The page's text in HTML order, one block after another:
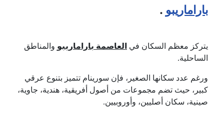
باراماريبو .
يتركز معظم السكان في العاصمة باراماريبو والمناطق
الساحلية.
ورغم عدد سكانها الصغير، فإن سورينام تتميز بتنوع عرقي
كبير، حيث تضم مجموعات من أصول أفريقية، هندية، جاوية،
صينية، سكان أصليين، وأوروبيين.